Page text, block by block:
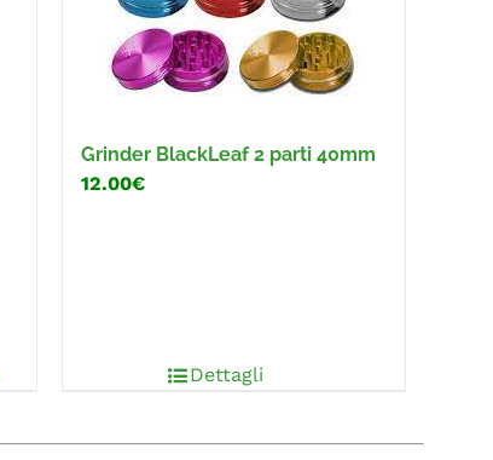
Grinder BlackLeaf 2 parti 40mm
12.00€
Dettagli